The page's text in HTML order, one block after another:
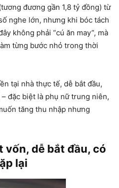
đương gần 1,8 tỷ đồng) từ
nghe lớn, nhưng khi bóc tách
không phải “cú ăn may”, mà
từng bước nhỏ trong thời
tại nhà thực tế, dễ bắt đầu,
đặc biệt là phụ nữ trung niên,
tăng thu nhập nhưng
vốn, dễ bắt đầu, có
lại